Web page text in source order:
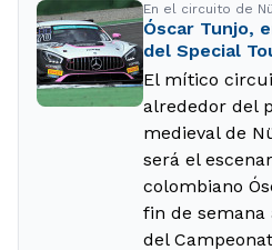
En el circuito de
Óscar Tunjo,
del Special
El mítico
alrededor del
medieval de
será el
colombiano
fin de semana
del